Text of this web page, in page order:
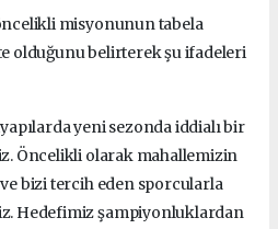
misyonunun tabela
olduğunu belirterek şu ifadeleri
yeni sezonda iddialı bir
Öncelikli olarak mahallemizin
bizi tercih eden sporcularla
Hedefimiz şampiyonluklardan